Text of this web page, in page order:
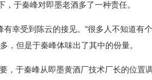
，于秦峰对即墨老酒多了一种责任。
受到陈云的接见。“很多人不知道有
，但是于秦峰体味出了其中的份量。
于秦峰从即墨黄酒厂技术厂长的位置